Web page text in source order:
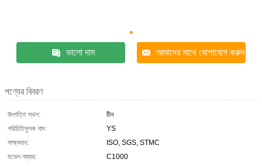
ভালো দাম আমাদের সাথে যোগাযোগ করুন
পণ্যের বিবরণ
উৎপত্তি স্থল:
চীন
পরিচিতিমুলক নাম:
YS
সাক্ষ্যদান:
ISO, SGS, STMC
মডেল নম্বার:
C1000